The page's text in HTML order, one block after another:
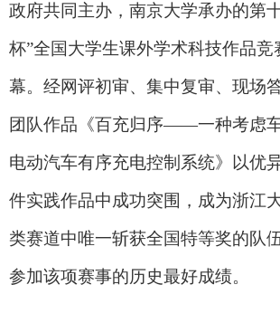
政府共同主办，南京大学承办的第
杯”全国大学生课外学术科技作品竞
幕。经网评初审、集中复审、现场
团队作品《百充归序——一种考虑
电动汽车有序充电控制系统》以优
件实践作品中成功突围，成为浙江
类赛道中唯一斩获全国特等奖的队
参加该项赛事的历史最好成绩。